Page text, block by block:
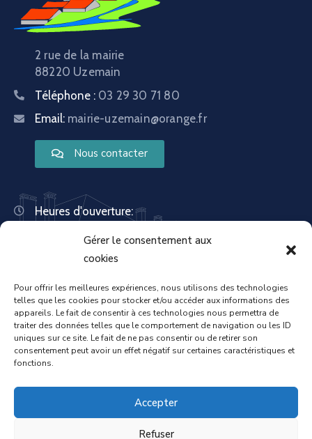
Gérer le consentement aux
cookies
Pour offrir les meilleures expériences, nous utilisons des technologies
telles que les cookies pour stocker et/ou accéder aux informations des
appareils. Le fait de consentir à ces technologies nous permettra de
traiter des données telles que le comportement de navigation ou les ID
uniques sur ce site. Le fait de ne pas consentir ou de retirer son
consentement peut avoir un effet négatif sur certaines caractéristiques et
fonctions.
Accepter
Refuser
2 rue de la mairie
88220 Uzemain
Téléphone : 03 29 30 71 80
Email: mairie-uzemain@orange.fr
Nous contacter
Heures d'ouverture:
Mardi : 13:30 – 18:00
Mercredi : 08:30 – 12:00 | 14:00 – 17:00
Vendredi : 08:30 – 12:00 | 14:00 – 17:00
Samedi : Fermée
Dimanche : Fermée
Mentions légales